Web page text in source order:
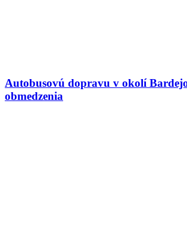
Autobusovú dopravu v okolí
obmedzenia